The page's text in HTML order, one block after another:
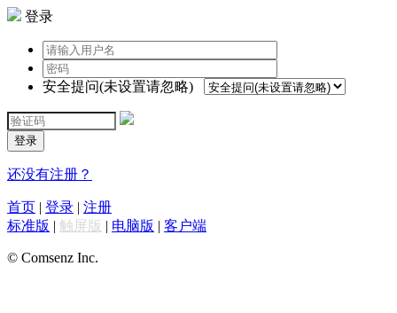
登录
安全提问(未设置请忽略)
登录
还没有注册？
首页 | 登录 | 注册
标准版 | 触屏版 | 电脑版 | 客户端
© Comsenz Inc.